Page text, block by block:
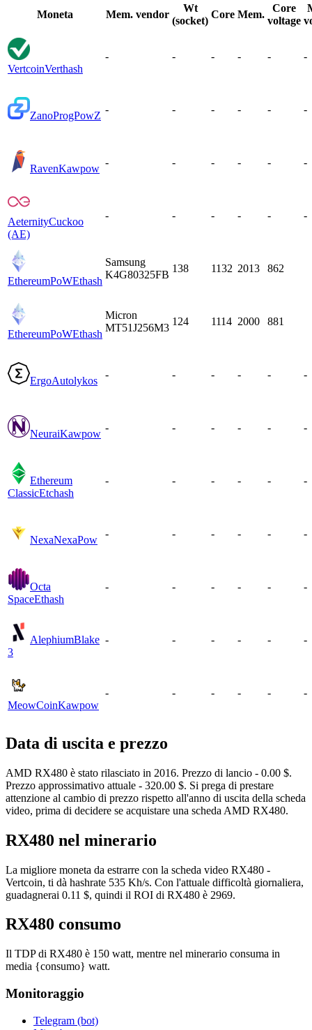
Moneta
Mem. vendor
Wt
(socket)
Core Mem.
Core
voltage
VertcoinVerthash
- - - - - -
ZanoProgPowZ
- - - - - -
RavenKawpow
- - - - - -
AeternityCuckoo
(AE)
- - - - - -
EthereumPoWEthash
Samsung
K4G80325FB
138 1132 2013 862
EthereumPoWEthash
Micron
MT51J256M3
124 1114 2000 881
ErgoAutolykos
- - - - - -
NeuraiKawpow
- - - - - -
Ethereum
ClassicEtchash
- - - - - -
NexaNexaPow
- - - - - -
Octa
SpaceEthash
- - - - - -
AlephiumBlake
3
- - - - - -
MeowCoinKawpow
- - - - - -
Data di uscita e prezzo
AMD RX480 è stato rilasciato in 2016. Prezzo di lancio - 0.00 $.
Prezzo approssimativo attuale - 320.00 $. Si prega di prestare
attenzione al cambio di prezzo rispetto all'anno di uscita della scheda
video, prima di decidere se acquistare una scheda AMD RX480.
RX480 nel minerario
La migliore moneta da estrarre con la scheda video RX480 -
Vertcoin, ti dà hashrate 535 Kh/s. Con l'attuale difficoltà giornaliera,
guadagnerai 0.11 $, quindi il ROI di RX480 è 2969.
RX480 consumo
Il TDP di RX480 è 150 watt, mentre nel minerario consuma in
media {consumo} watt.
Monitoraggio
Telegram (bot)